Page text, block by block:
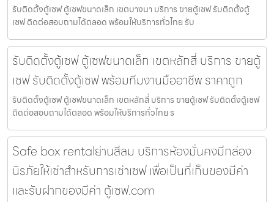
รับติดตั้งตู้เซฟ ตู้เซฟขนาดเล็ก เขตบางนา บริการ ขายตู้เซฟ รับติดตั้งตู้
เซฟ ติดต่อสอบถามได้ตลอด พร้อมให้บริการทั่วไทย รับ
รับติดตั้งตู้เซฟ ตู้เซฟขนาดเล็ก เขตหลักสี่ บริการ ขายตู้
เซฟ รับติดตั้งตู้เซฟ พร้อมทีมงานมืออาชีพ ราคาถูก
รับติดตั้งตู้เซฟ ตู้เซฟขนาดเล็ก เขตหลักสี่ บริการ ขายตู้เซฟ รับติดตั้งตู้เซฟ
ติดต่อสอบถามได้ตลอด พร้อมให้บริการทั่วไทย ร
Safe box rentalย่านสีลม บริการห้องมั่นคงมีกล่อง
นิรภัยให้เช่าสำหรับการเช่าเซฟ เพื่อเป็นที่เก็บของมีค่า
และรับฝากของมีค่า ตู้เซฟ.com